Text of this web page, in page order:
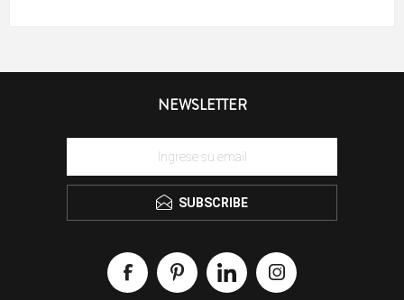
NEWSLETTER
SUBSCRIBE